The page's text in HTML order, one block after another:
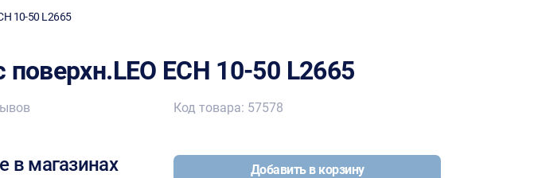
10-50 L2665
поверхн.LEO ECH 10-50 L2665
в магазинах
Код товара: 57578
Добавить в корзину